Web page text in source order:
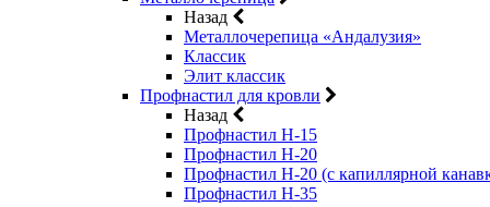
Назад
Металлочерепица «Андалузия»
Классик
Элит классик
Профнастил для кровли
Назад
Профнастил Н-15
Профнастил Н-20
Профнастил Н-20 (с капиллярной
Профнастил Н-35